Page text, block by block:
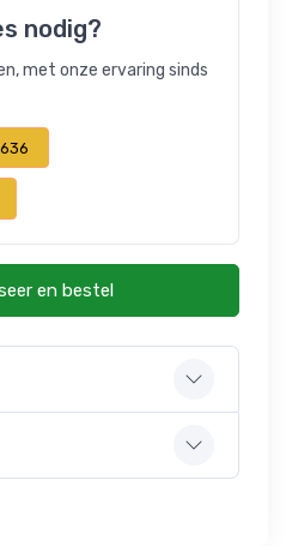
nodig?
met onze ervaring sinds
en bestel